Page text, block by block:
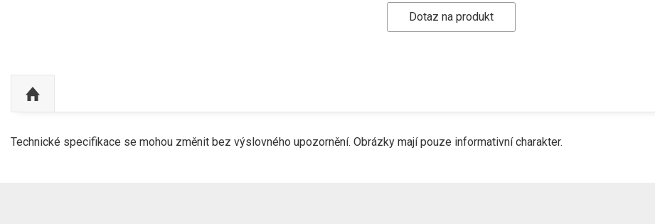
Dotaz na produkt
Technické specifikace se mohou změnit bez výslovného upozornění. Obrázky mají pouze informativní charakter.